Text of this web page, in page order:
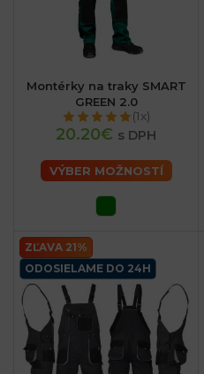
Montérky na traky SMART
GREEN 2.0
(1x)
20.20€ s DPH
VÝBER MOŽNOSTÍ
ZĽAVA 21%
ODOSIELAME DO 24H